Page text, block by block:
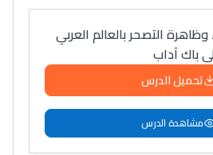
التصحر بالعالم العربي
باك آداب
تحميل الدرس
مشاهدة الدرس